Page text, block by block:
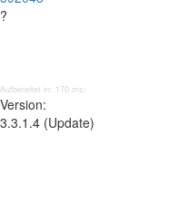
?
Aufbereitet in: 170 ms;
Version:
3.3.1.4 (Update)